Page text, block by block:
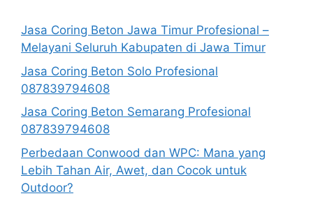
Jasa Coring Beton Jawa Timur Profesional –
Melayani Seluruh Kabupaten di Jawa Timur
Jasa Coring Beton Solo Profesional
087839794608
Jasa Coring Beton Semarang Profesional
087839794608
Perbedaan Conwood dan WPC: Mana yang
Lebih Tahan Air, Awet, dan Cocok untuk
Outdoor?